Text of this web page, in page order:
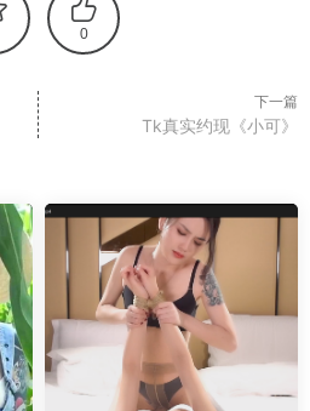
0
下一篇
Tk真实约现《小可》